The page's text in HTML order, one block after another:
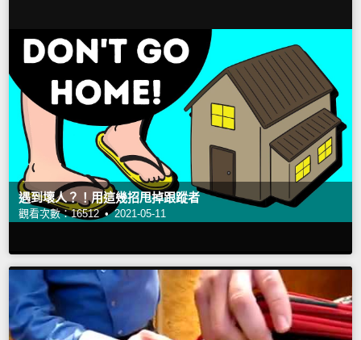
遇到壞人？！用這幾招甩掉跟蹤者
觀看次數：16512 • 2021-05-11